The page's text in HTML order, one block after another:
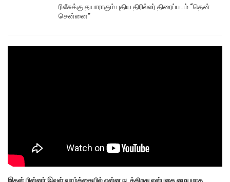
ரிலீசுக்கு தயாராகும் புதிய திரில்லர் திரைப்படம் “தென்
சென்னை”
இதன் பின்னர் இவள் வாழ்க்கையில் என்ன நடக்கிறது என்பதை மையமாக